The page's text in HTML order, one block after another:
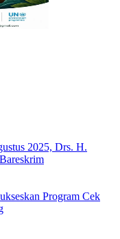
2025, Drs. H.
Program Cek